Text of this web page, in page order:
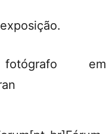
em